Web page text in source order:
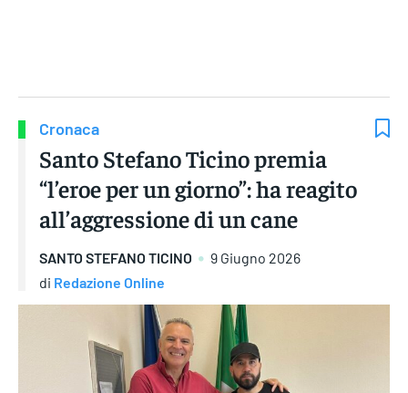
Cronaca
Santo Stefano Ticino premia
“l’eroe per un giorno”: ha reagito
all’aggressione di un cane
SANTO STEFANO TICINO
9 Giugno 2026
di Redazione Online